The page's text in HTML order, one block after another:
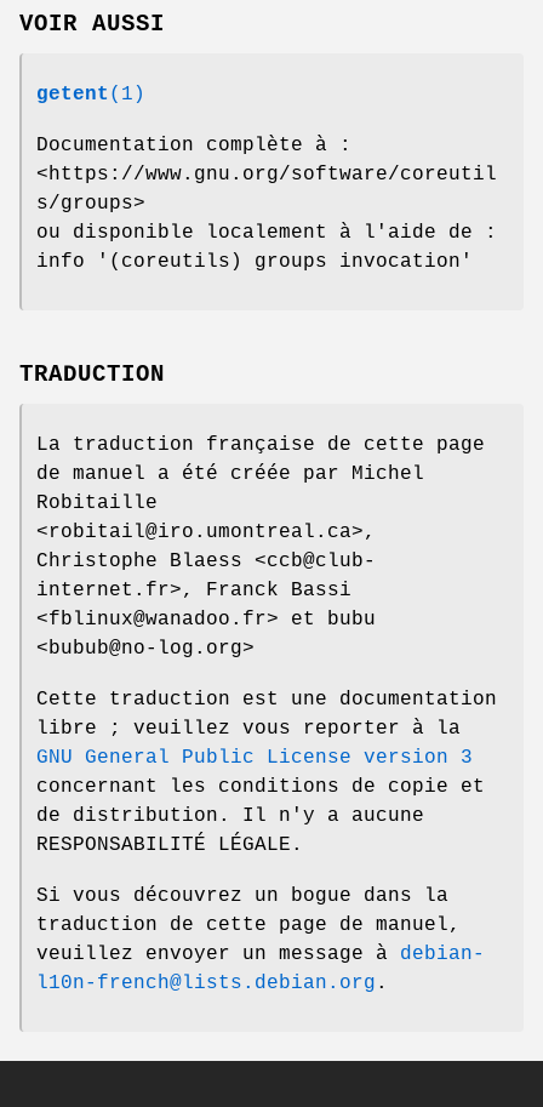
VOIR AUSSI
getent (1)
Documentation complète à :
<https://www.gnu.org/software/coreutil
s/groups>
ou disponible localement à l'aide de :
info '(coreutils) groups invocation'
TRADUCTION
La traduction française de cette page
de manuel a été créée par Michel
Robitaille
<robitail@iro.umontreal.ca>,
Christophe Blaess <ccb@club-
internet.fr>, Franck Bassi
<fblinux@wanadoo.fr> et bubu
<bubub@no-log.org>
Cette traduction est une documentation
libre ; veuillez vous reporter à la
GNU General Public License version 3
concernant les conditions de copie et
de distribution. Il n'y a aucune
RESPONSABILITÉ LÉGALE.
Si vous découvrez un bogue dans la
traduction de cette page de manuel,
veuillez envoyer un message à debian-
l10n-french@lists.debian.org .